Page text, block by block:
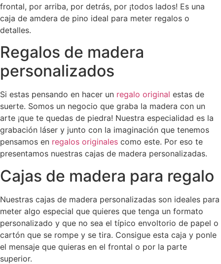
frontal, por arriba, por detrás, por ¡todos lados! Es una
caja de amdera de pino ideal para meter regalos o
detalles.
Regalos de madera
personalizados
Si estas pensando en hacer un regalo original estas de
suerte. Somos un negocio que graba la madera con un
arte ¡que te quedas de piedra! Nuestra especialidad es la
grabación láser y junto con la imaginación que tenemos
pensamos en regalos originales como este. Por eso te
presentamos nuestras cajas de madera personalizadas.
Cajas de madera para regalo
Nuestras cajas de madera personalizadas son ideales para
meter algo especial que quieres que tenga un formato
personalizado y que no sea el típico envoltorio de papel o
cartón que se rompe y se tira. Consigue esta caja y ponle
el mensaje que quieras en el frontal o por la parte
superior.